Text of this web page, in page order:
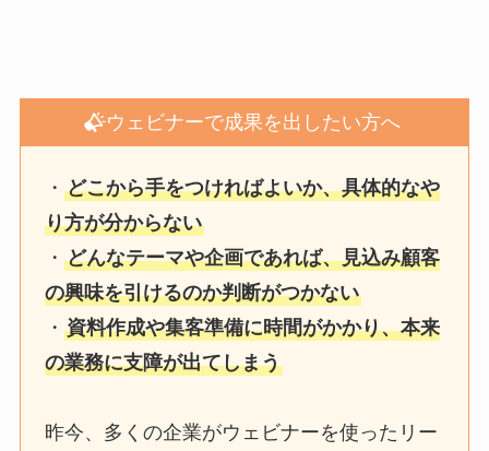
ウェビナーで成果を出したい方へ
・どこから手をつければよいか、具体的なや
り方が分からない
・どんなテーマや企画であれば、見込み顧客
の興味を引けるのか判断がつかない
・資料作成や集客準備に時間がかかり、本来
の業務に支障が出てしまう
昨今、多くの企業がウェビナーを使ったリー